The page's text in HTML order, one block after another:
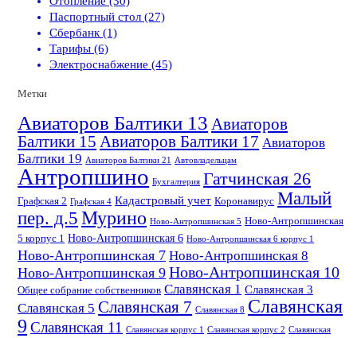
Паспортный стол (27)
Сбербанк (1)
Тарифы (6)
Электроснабжение (45)
Метки
Авиаторов Балтики 13 Авиаторов
Балтики 15 Авиаторов Балтики 17 Авиаторов
Балтики 19 Авиаторов Балтики 21 Автовладельцам
Антропшино Бухгалтерия Гатчинская 26
Графская 2 Графская 4 Кадастровый учет Коронавирус Малый
пер. д.5Мурино Ново-Антропшинская 5 Ново-Антропшинская
5 корпус 1 Ново-Антропшинская 6 Ново-Антропшинская 6 корпус 1
Ново-Антропшинская 7 Ново-Антропшинская 8
Ново-Антропшинская 9 Ново-Антропшинская 10
Общее собрание собственников Славянская 1 Славянская 3
Славянская 5 Славянская 7 Славянская 8 Славянская
9 Славянская 11 Славянская корпус 1 Славянская корпус 2 Славянская